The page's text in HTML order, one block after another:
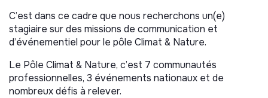
C’est dans ce cadre que nous recherchons un(e)
stagiaire sur des missions de communication et
d’événementiel pour le pôle Climat & Nature.
Le Pôle Climat & Nature, c’est 7 communautés
professionnelles, 3 événements nationaux et de
nombreux défis à relever.